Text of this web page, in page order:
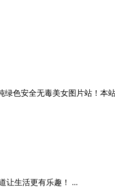
色安全无毒美女图片站！
让生活更有乐趣！ ...